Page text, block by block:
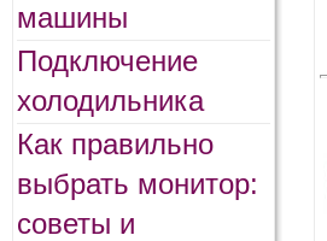
машины
Подключение
холодильника
Как правильно
выбрать монитор:
советы и